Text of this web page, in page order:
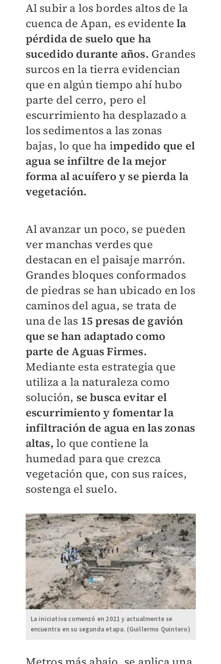
Al subir a los bordes altos de la
cuenca de Apan, es evidentela
pérdida de suelo que ha
sucedido durante años. Grandes
surcos en la tierra evidencian
que en algún tiempo ahí hubo
parte del cerro, pero el
escurrimiento ha desplazado a
los sedimentos a las zonas
bajas, lo que ha impedido que el
agua se infiltre de la mejor
forma al acuífero y se pierda la
vegetación.
Al avanzar un poco, se pueden
ver manchas verdes que
destacan en el paisaje marrón.
Grandes bloques conformados
de piedras se han ubicado en los
caminos del agua, se trata de
una de las 15 presas de gavión
que se han adaptado como
parte de Aguas Firmes.
Mediante esta estrategia que
utiliza a la naturaleza como
solución, se busca evitar el
escurrimiento y fomentar la
infiltración de agua en las zonas
altas, lo que contiene la
humedad para que crezca
vegetación que, con sus raíces,
sostenga el suelo.
La iniciativa comenzó en 2021 y actualmente se
encuentra en su segunda etapa. (Guillermo Quintero)